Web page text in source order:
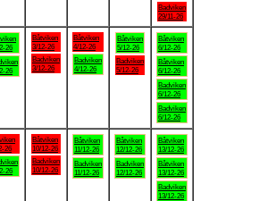
Badviken
29/11-26
26
26
Båtviken
3/12-26
Badviken
3/12-26
Båtviken
4/12-26
Badviken
4/12-26
Båtviken
5/12-26
Badviken
5/12-26
Båtviken
6/12-26
Båtviken
6/12-26
Badviken
6/12-26
Badviken
6/12-26
26
26
Båtviken
10/12-26
Badviken
10/12-26
Båtviken
11/12-26
Badviken
11/12-26
Båtviken
12/12-26
Badviken
12/12-26
Båtviken
13/12-26
Båtviken
13/12-26
Badviken
13/12-26